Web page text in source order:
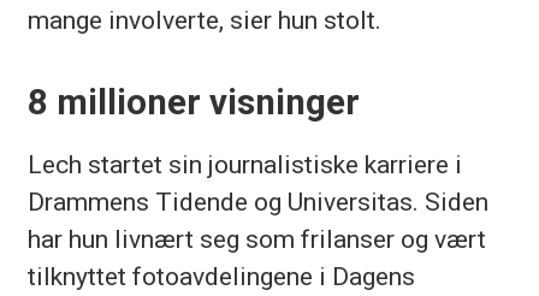
mange involverte, sier hun stolt.
8 millioner visninger
Lech startet sin journalistiske karriere i
Drammens Tidende og Universitas. Siden
har hun livnært seg som frilanser og vært
tilknyttet fotoavdelingene i Dagens